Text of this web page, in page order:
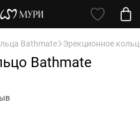
Bathmate Эрекционное
Bathmate